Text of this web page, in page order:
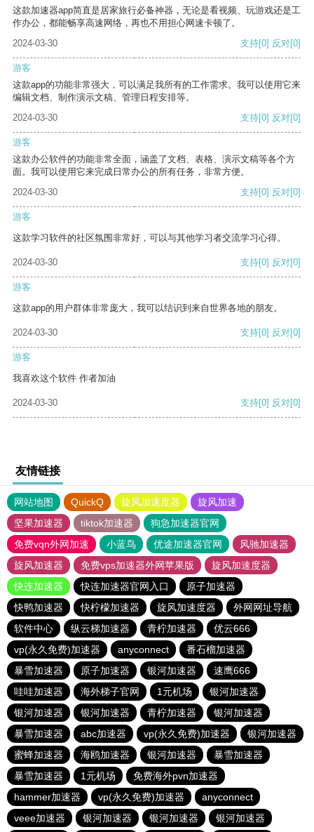
这款加速器app简直是居家旅行必备神器，无论是看视频、玩游戏还是工
作办公，都能畅享高速网络，再也不用担心网速卡顿了。
2024-03-30
支持[0] 反对[0]
游客
这款app的功能非常强大，可以满足我所有的工作需求。我可以使用它来
编辑文档、制作演示文稿、管理日程安排等。
2024-03-30
支持[0] 反对[0]
游客
这款办公软件的功能非常全面，涵盖了文档、表格、演示文稿等各个方
面。我可以使用它来完成日常办公的所有任务，非常方便。
2024-03-30
支持[0] 反对[0]
游客
这款学习软件的社区氛围非常好，可以与其他学习者交流学习心得。
2024-03-30 支持[0] 反对[0]
游客
这款app的用户群体非常庞大，我可以结识到来自世界各地的朋友。
2024-03-30 支持[0] 反对[0]
游客
我喜欢这个软件 作者加油
2024-03-30 支持[0] 反对[0]
友情链接
网站地图 QuickQ 旋风加速度器
旋风加速
坚果加速器
tiktok加速器
狗急加速器官网
免费vqn外网加速
小蓝鸟 优途加速器官网
风驰加速器
旋风加速器
免费vps加速器外网苹果版
旋风加速度器
快连加速器
快连加速器官网入口
原子加速器
快鸭加速器
快柠檬加速器 旋风加速度器
外网网址导航
软件中心
纵云梯加速器 青柠加速器
优云666
vp(永久免费)加速器
anyconnect
番石榴加速器
暴雪加速器
原子加速器 银河加速器
速鹰666
哇哇加速器
海外梯子官网 1元机场
银河加速器
银河加速器
银河加速器 青柠加速器
银河加速器
暴雪加速器
abc加速器 vp(永久免费)加速器
银河加速器
蜜蜂加速器
海鸥加速器 银河加速器
暴雪加速器
暴雪加速器
1元机场
免费海外pvn加速器
hammer加速器
vp(永久免费)加速器
anyconnect
veee加速器
银河加速器 银河加速器 银河加速器